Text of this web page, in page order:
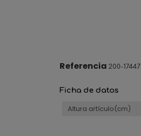
Referencia 200-17447
Ficha de datos
Altura artículo(cm)